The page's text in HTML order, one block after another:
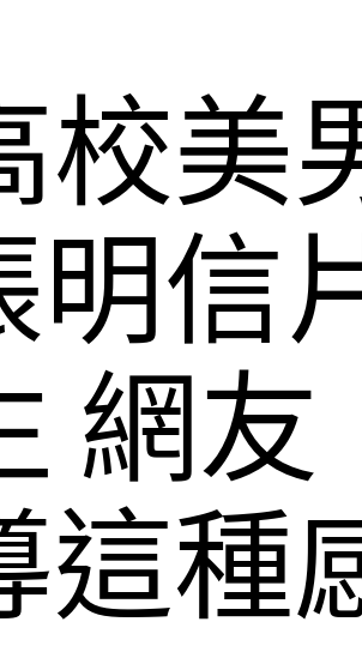
校美
明信
網
這種